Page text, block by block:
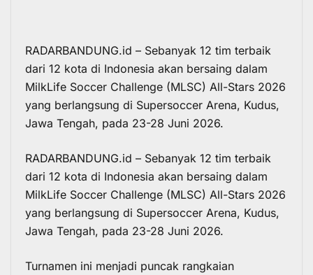
RADARBANDUNG.id – Sebanyak 12 tim terbaik
dari 12 kota di Indonesia akan bersaing dalam
MilkLife Soccer Challenge (MLSC) All-Stars 2026
yang berlangsung di Supersoccer Arena, Kudus,
Jawa Tengah, pada 23-28 Juni 2026.
RADARBANDUNG.id – Sebanyak 12 tim terbaik
dari 12 kota di Indonesia akan bersaing dalam
MilkLife Soccer Challenge (MLSC) All-Stars 2026
yang berlangsung di Supersoccer Arena, Kudus,
Jawa Tengah, pada 23-28 Juni 2026.
Turnamen ini menjadi puncak rangkaian